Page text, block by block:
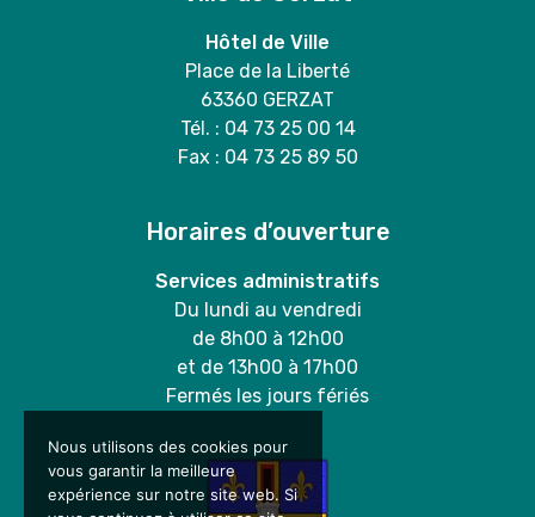
Hôtel de Ville
Place de la Liberté
63360 GERZAT
Tél. : 04 73 25 00 14
Fax : 04 73 25 89 50
Horaires d’ouverture
Services administratifs
Du lundi au vendredi
de 8h00 à 12h00
et de 13h00 à 17h00
Fermés les jours fériés
Nous utilisons des cookies pour
vous garantir la meilleure
expérience sur notre site web. Si